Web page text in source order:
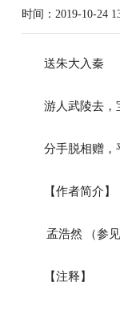
时间：2019-10-24
送朱大入秦
游人武陵去，
分手脱相赠，
【作者简介】
孟浩然 （参
【注释】